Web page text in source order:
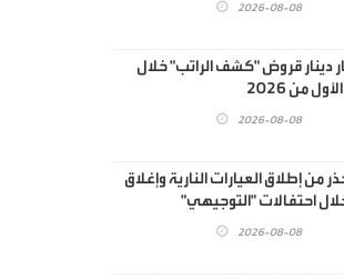
2026-08-08
دينار قروض "كشف الراتب" خلال
من 2026
2026-08-08
من إطلاق العيارات النارية وإغلاق
احتفالات "التوجيهي"
2026-08-08